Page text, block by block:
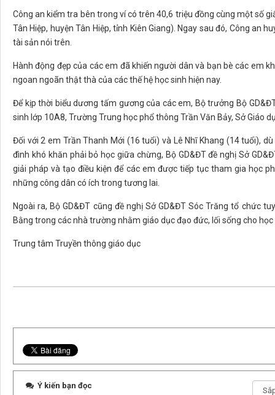
Công an kiểm tra bên trong ví có trên 40,6 triệu đồng cùng một số
Tân Hiệp, huyện Tân Hiệp, tỉnh Kiên Giang). Ngay sau đó, Công an
tài sản nói trên.
Hành động đẹp của các em đã khiến người dân và bạn bè các em
ngoan ngoãn thật thà của các thế hệ học sinh hiện nay.
Để kịp thời biểu dương tấm gương của các em, Bộ trưởng Bộ
sinh lớp 10A8, Trường Trung học phổ thông Trần Văn Bảy, Sở Giáo
Đối với 2 em Trần Thanh Mới (16 tuổi) và Lê Nhĩ Khang (14 tuổi),
đình khó khăn phải bỏ học giữa chừng, Bộ GD&ĐT đề nghị Sở
giải pháp và tạo điều kiện để các em được tiếp tục tham gia học
những công dân có ích trong tương lai.
Ngoài ra, Bộ GD&ĐT cũng đề nghị Sở GD&ĐT Sóc Trăng tổ chức
Bằng trong các nhà trường nhằm giáo dục đạo đức, lối sống cho
Trung tâm Truyền thông giáo dục
Ý kiến bạn đọc